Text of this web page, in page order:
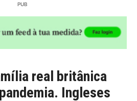
real britânica
Ingleses